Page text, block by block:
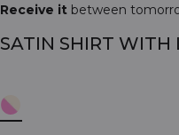
Receive it between
SATIN SHIRT WITH